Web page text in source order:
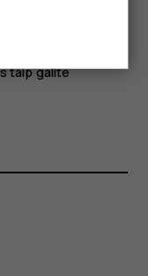
gali pritraukti
taip galite